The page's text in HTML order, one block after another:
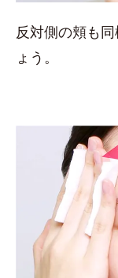
反対側の頬も
ょう。